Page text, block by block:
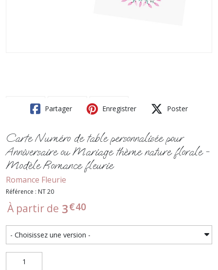
Partager Enregistrer Poster
Carte Numéro de table personnalisée pour
Anniversaire ou Mariage thème nature florale -
Modèle Romance fleurie
Romance Fleurie
Référence : NT 20
À partir de 3€40